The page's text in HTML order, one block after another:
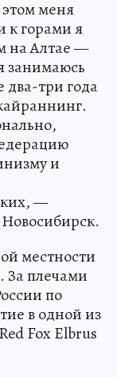
меня
к горами я
на Алтае —
занимаюсь
два-три года
и
—
местности
За плечами
по
в одной из
Fox Elbrus